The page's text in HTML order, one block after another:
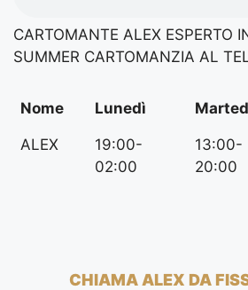
CARTOMANTE ALEX ESPERTO
SUMMER CARTOMANZIA AL
Nome Lunedì
ALEX
19:00-
02:00
13:00-
20:00
CHIAMA ALEX DA